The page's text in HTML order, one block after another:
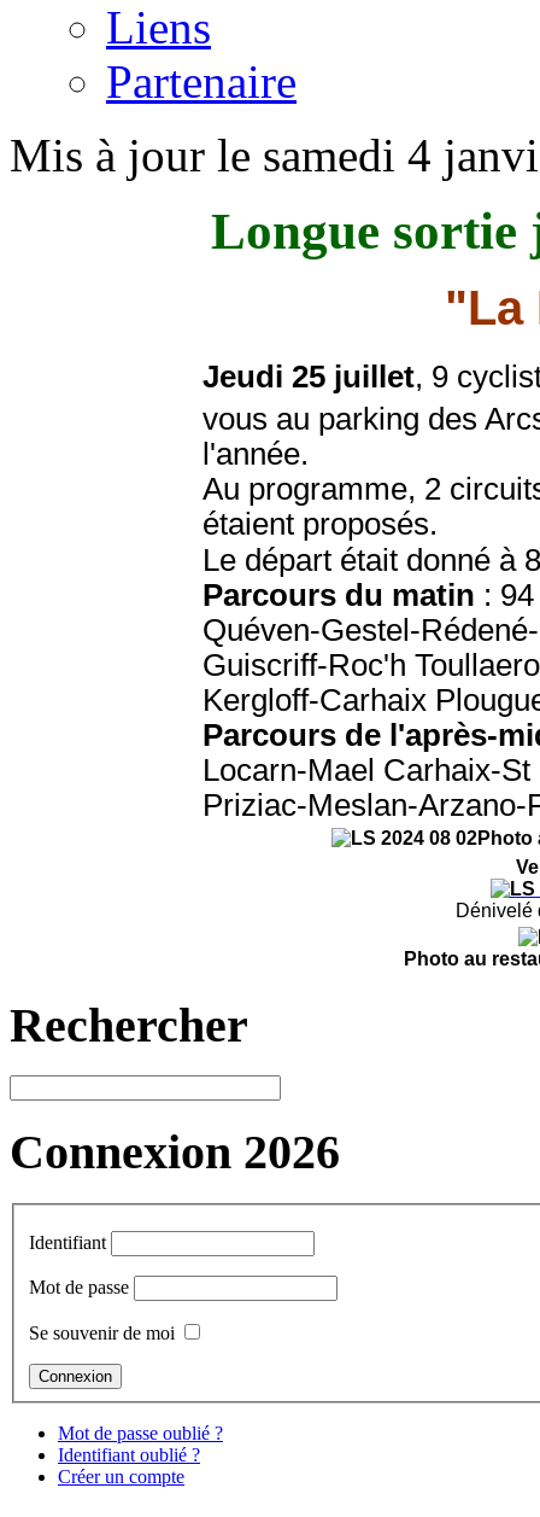
Liens
Partenaire
Mis à jour le samedi 4
Longue sortie
"La
Jeudi 25 juillet, 9
vous au parking des
l'année.
Au programme, 2
étaient proposés.
Le départ était donné à
Parcours du matin :
Quéven-Gestel-
Guiscriff-Roc'h
Kergloff-Carhaix
Parcours de l'après-
Locarn-Mael Carhaix-
Priziac-Meslan-Arzano-
Photo
Dénivelé
Photo au
Rechercher
Connexion 2026
Identifiant
Mot de passe
Se souvenir de moi
Mot de passe oublié ?
Identifiant oublié ?
Créer un compte